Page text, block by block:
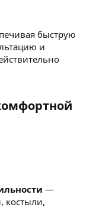
быструю
и
—
костыли,